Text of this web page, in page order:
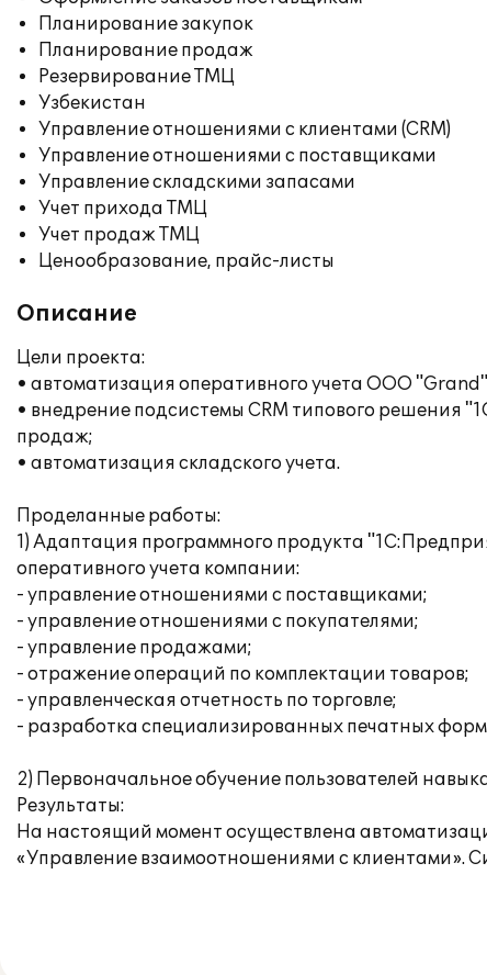
Планирование закупок
Планирование продаж
Резервирование ТМЦ
Узбекистан
Управление отношениями с клиентами (CRM)
Управление отношениями с поставщиками
Управление складскими запасами
Учет прихода ТМЦ
Учет продаж ТМЦ
Ценообразование, прайс-листы
Описание
Цели проекта:
• автоматизация оперативного учета OOO
• внедрение подсистемы CRM типового решения
продаж;
• автоматизация складского учета.
Проделанные работы:
1) Адаптация программного продукта
оперативного учета компании:
- управление отношениями с поставщиками;
- управление отношениями с покупателями;
- управление продажами;
- отражение операций по комплектации товаров;
- управленческая отчетность по торговле;
- разработка специализированных печатных
2) Первоначальное обучение пользователей
Результаты:
На настоящий момент осуществлена
«Управление взаимоотношениями с клиентами».